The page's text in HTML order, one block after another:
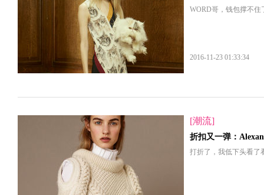
WORD哥，钱包撑不住
2016-11-23 01:33:34
[潮流]
折扣又一弹：
打折了，我低下头看了